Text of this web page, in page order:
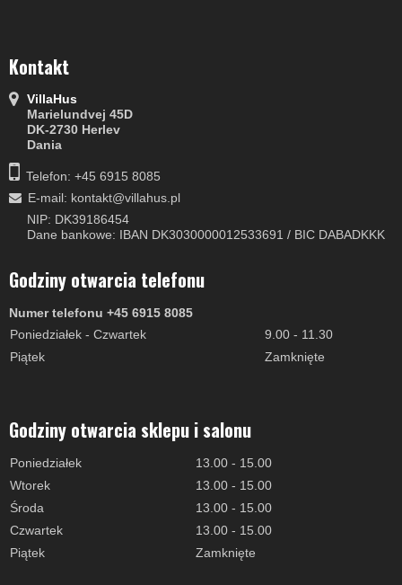
Kontakt
VillaHus
Marielundvej 45D
DK-2730 Herlev
Dania
Telefon: +45 6915 8085
E-mail: kontakt@villahus.pl
NIP: DK39186454
Dane bankowe: IBAN DK3030000012533691 / BIC DABADKKK
Godziny otwarcia telefonu
Numer telefonu +45 6915 8085
Poniedziałek - Czwartek
9.00 - 11.30
Piątek
Zamknięte
Godziny otwarcia sklepu i salonu
Poniedziałek
13.00 - 15.00
Wtorek
13.00 - 15.00
Środa
13.00 - 15.00
Czwartek
13.00 - 15.00
Piątek
Zamknięte